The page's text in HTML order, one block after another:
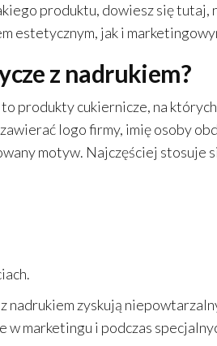
produktu, dowiesz się tutaj,
estetycznym, jak i
z nadrukiem?
to produkty cukiernicze, na
logo firmy, imię osoby
motyw. Najczęściej stosuje
nadrukiem zyskują
w marketingu i podczas